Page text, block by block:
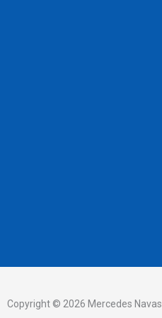
Copyright © 2026 Mercedes Navas